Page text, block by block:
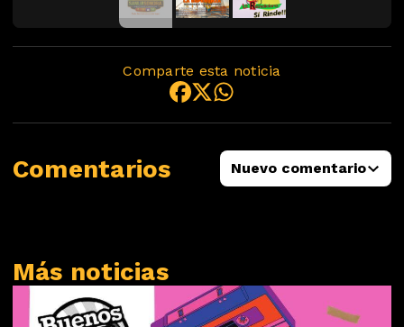
Comparte esta noticia
Comentarios Nuevo comentario
Más noticias